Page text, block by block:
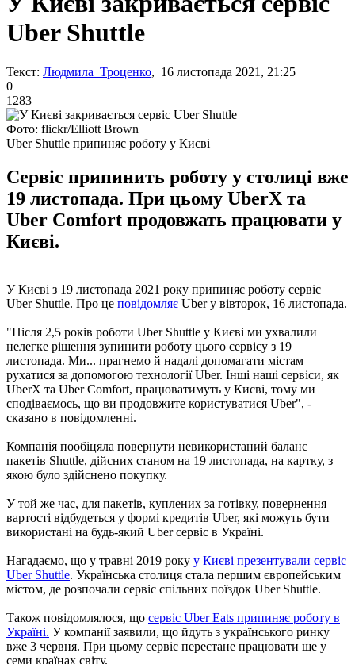
Uber Shuttle
Текст: Людмила Троценко, 16 листопада 2021, 21:25
0
1283
Фото: flickr/Elliott Brown
Uber Shuttle припиняє роботу у Києві
Сервіс припинить роботу у столиці вже
19 листопада. При цьому UberX та
Uber Comfort продовжать працювати у
Києві.
У Києві з 19 листопада 2021 року припиняє роботу сервіс
Uber Shuttle. Про це повідомляє Uber у вівторок, 16 листопада.
"Після 2,5 років роботи Uber Shuttle у Києві ми ухвалили
нелегке рішення зупинити роботу цього сервісу з 19
листопада. Ми... прагнемо й надалі допомагати містам
рухатися за допомогою технології Uber. Інші наші сервіси, як
UberX та Uber Comfort, працюватимуть у Києві, тому ми
сподіваємось, що ви продовжите користуватися Uber", -
сказано в повідомленні.
Компанія пообіцяла повернути невикористаний баланс
пакетів Shuttle, дійсних станом на 19 листопада, на картку, з
якою було здійснено покупку.
У той же час, для пакетів, куплених за готівку, повернення
вартості відбудеться у формі кредитів Uber, які можуть бути
використані на будь-який Uber сервіс в Україні.
Нагадаємо, що у травні 2019 року у Києві презентували сервіс
Uber Shuttle. Українська столиця стала першим європейським
містом, де розпочали сервіс спільних поїздок Uber Shuttle.
Також повідомлялося, що сервіс Uber Eats припиняє роботу в
Україні. У компанії заявили, що йдуть з українського ринку
вже 3 червня. При цьому сервіс перестане працювати ще у
семи країнах світу.